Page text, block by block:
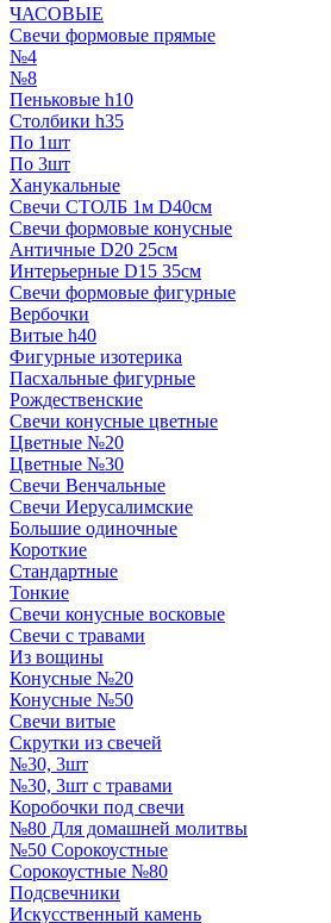
ЧАСОВЫЕ
Свечи формовые прямые
№4
№8
Пеньковые h10
Столбики h35
По 1шт
По 3шт
Ханукальные
Свечи СТОЛБ 1м D40см
Свечи формовые конусные
Античные D20 25см
Интерьерные D15 35см
Свечи формовые фигурные
Вербочки
Витые h40
Фигурные изотерика
Пасхальные фигурные
Рождественские
Свечи конусные цветные
Цветные №20
Цветные №30
Свечи Венчальные
Свечи Иерусалимские
Большие одиночные
Короткие
Стандартные
Тонкие
Свечи конусные восковые
Свечи с травами
Из вощины
Конусные №20
Конусные №50
Свечи витые
Скрутки из свечей
№30, 3шт
№30, 3шт с травами
Коробочки под свечи
№80 Для домашней молитвы
№50 Сорокоустные
Сорокоустные №80
Подсвечники
Искусственный камень